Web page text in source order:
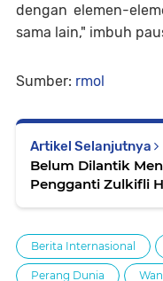
dengan elemen-
sama lain," imbuh
Sumber: rmol
Artikel Selanjutnya
Belum Dilantik
Pengganti Zulkifli
Berita Internasional
Perang Dunia